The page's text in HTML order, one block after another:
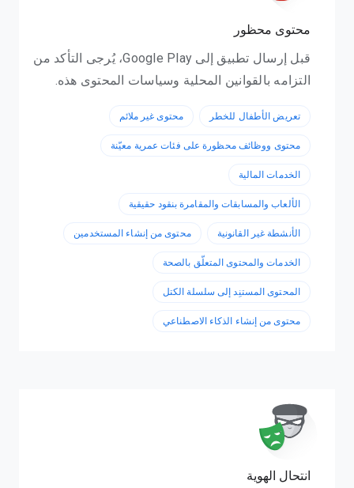
محتوى محظور
قبل إرسال تطبيق إلى Google Play، يُرجى التأكد من
التزامه بالقوانين المحلية وسياسات المحتوى هذه.
تعريض الأطفال للخطر محتوى غير ملائم
محتوى ووظائف محظورة على فئات عمرية معيّنة
الخدمات المالية
الألعاب والمسابقات والمقامرة بنقود حقيقية
الأنشطة غير القانونية محتوى من إنشاء المستخدمين
الخدمات والمحتوى المتعلّق بالصحة
المحتوى المستنِد إلى سلسلة الكتل
محتوى من إنشاء الذكاء الاصطناعي
انتحال الهوية